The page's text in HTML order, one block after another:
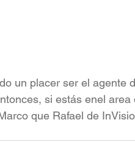
un placer ser el agente
si estás enel
que Rafael de